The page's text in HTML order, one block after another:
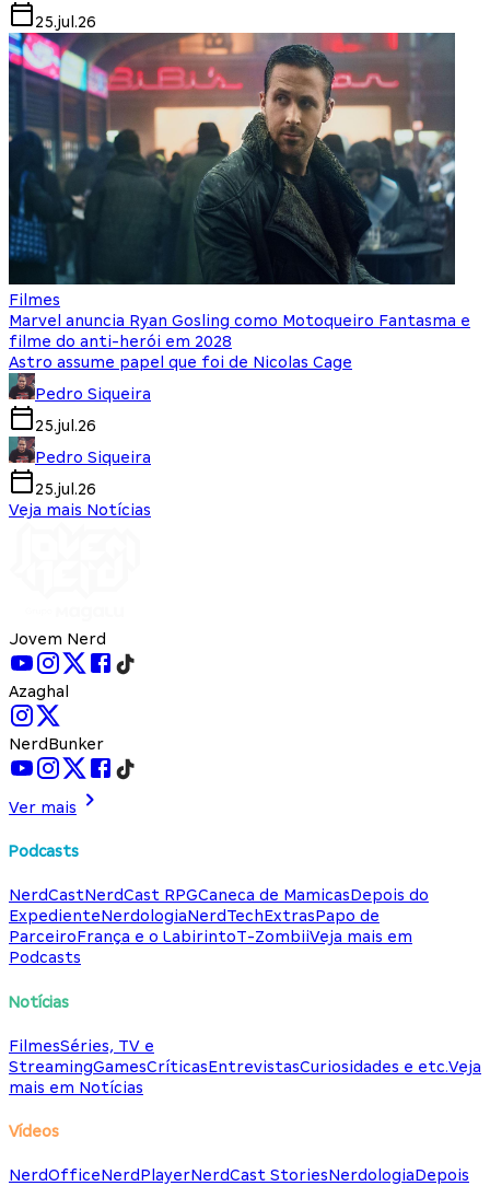
25.jul.26
Filmes
Marvel anuncia Ryan Gosling como Motoqueiro Fantasma e
filme do anti-herói em 2028
Astro assume papel que foi de Nicolas Cage
Pedro Siqueira
25.jul.26
Pedro Siqueira
25.jul.26
Veja mais Notícias
Jovem Nerd
Azaghal
NerdBunker
Ver mais
Podcasts
NerdCastNerdCast RPGCaneca de MamicasDepois do
ExpedienteNerdologiaNerdTechExtrasPapo de
ParceiroFrança e o LabirintoT-ZombiiVeja mais em
Podcasts
Notícias
FilmesSéries, TV e
StreamingGamesCríticasEntrevistasCuriosidades e etc.Veja
mais em Notícias
Vídeos
NerdOfficeNerdPlayerNerdCast StoriesNerdologiaDepois